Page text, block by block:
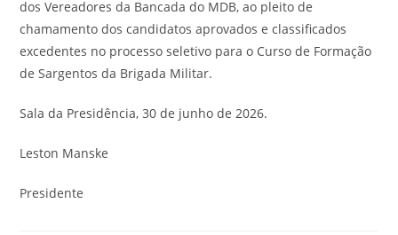
dos Vereadores da Bancada do MDB, ao pleito de
chamamento dos candidatos aprovados e classificados
excedentes no processo seletivo para o Curso de Formação
de Sargentos da Brigada Militar.
Sala da Presidência, 30 de junho de 2026.
Leston Manske
Presidente